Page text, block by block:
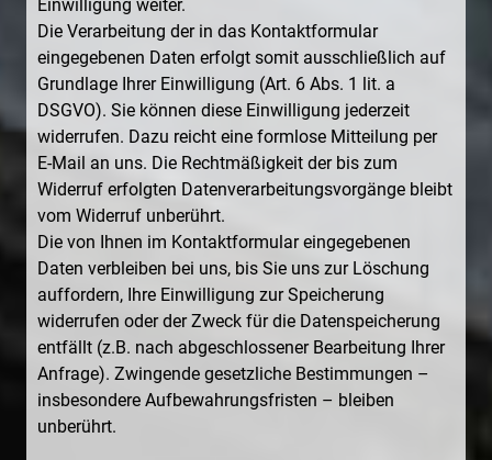
Einwilligung weiter.
Die Verarbeitung der in das Kontaktformular
eingegebenen Daten erfolgt somit ausschließlich auf
Grundlage Ihrer Einwilligung (Art. 6 Abs. 1 lit. a
DSGVO). Sie können diese Einwilligung jederzeit
widerrufen. Dazu reicht eine formlose Mitteilung per
E-Mail an uns. Die Rechtmäßigkeit der bis zum
Widerruf erfolgten Datenverarbeitungsvorgänge bleibt
vom Widerruf unberührt.
Die von Ihnen im Kontaktformular eingegebenen
Daten verbleiben bei uns, bis Sie uns zur Löschung
auffordern, Ihre Einwilligung zur Speicherung
widerrufen oder der Zweck für die Datenspeicherung
entfällt (z.B. nach abgeschlossener Bearbeitung Ihrer
Anfrage). Zwingende gesetzliche Bestimmungen –
insbesondere Aufbewahrungsfristen – bleiben
unberührt.